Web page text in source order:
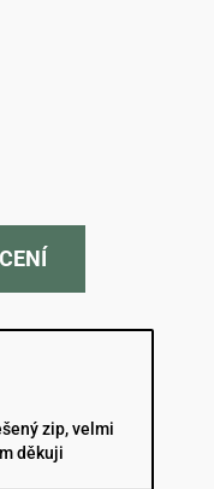
hvězdiček.
zip, velmi
děkuji